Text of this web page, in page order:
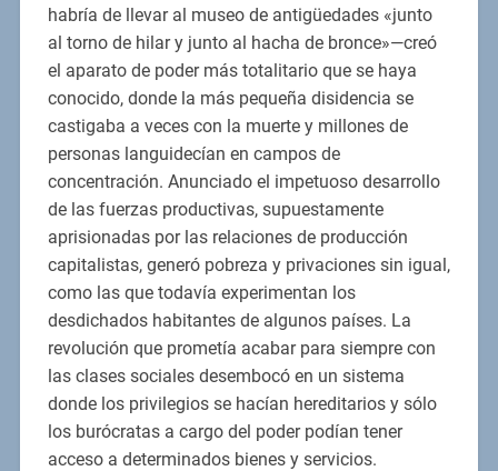
habría de llevar al museo de antigüedades «junto
al torno de hilar y junto al hacha de bronce»—creó
el aparato de poder más totalitario que se haya
conocido, donde la más pequeña disidencia se
castigaba a veces con la muerte y millones de
personas languidecían en campos de
concentración. Anunciado el impetuoso desarrollo
de las fuerzas productivas, supuestamente
aprisionadas por las relaciones de producción
capitalistas, generó pobreza y privaciones sin igual,
como las que todavía experimentan los
desdichados habitantes de algunos países. La
revolución que prometía acabar para siempre con
las clases sociales desembocó en un sistema
donde los privilegios se hacían hereditarios y sólo
los burócratas a cargo del poder podían tener
acceso a determinados bienes y servicios.